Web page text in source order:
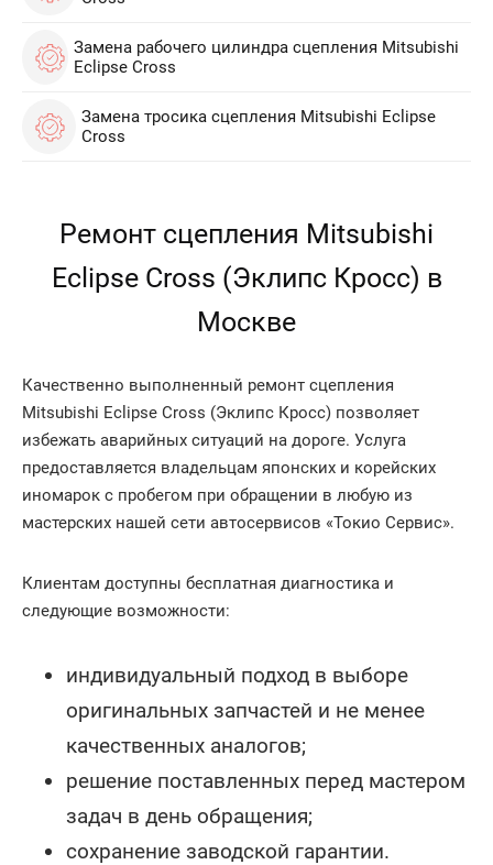
Замена рабочего цилиндра сцепления Mitsubishi
Eclipse Cross
Замена тросика сцепления Mitsubishi Eclipse
Cross
Ремонт сцепления Mitsubishi
Eclipse Cross (Эклипс Кросс) в
Москве
Качественно выполненный ремонт сцепления
Mitsubishi Eclipse Cross (Эклипс Кросс) позволяет
избежать аварийных ситуаций на дороге. Услуга
предоставляется владельцам японских и корейских
иномарок с пробегом при обращении в любую из
мастерских нашей сети автосервисов «Токио Сервис».
Клиентам доступны бесплатная диагностика и
следующие возможности:
индивидуальный подход в выборе
оригинальных запчастей и не менее
качественных аналогов;
решение поставленных перед мастером
задач в день обращения;
сохранение заводской гарантии.